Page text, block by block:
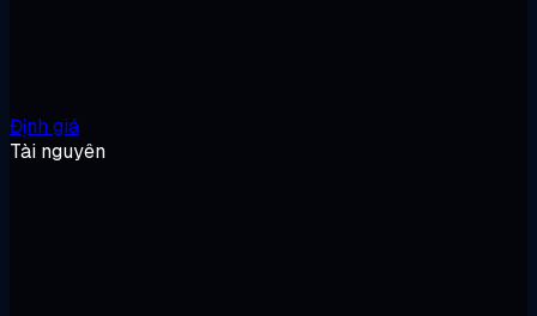
Định giá
Tài nguyên